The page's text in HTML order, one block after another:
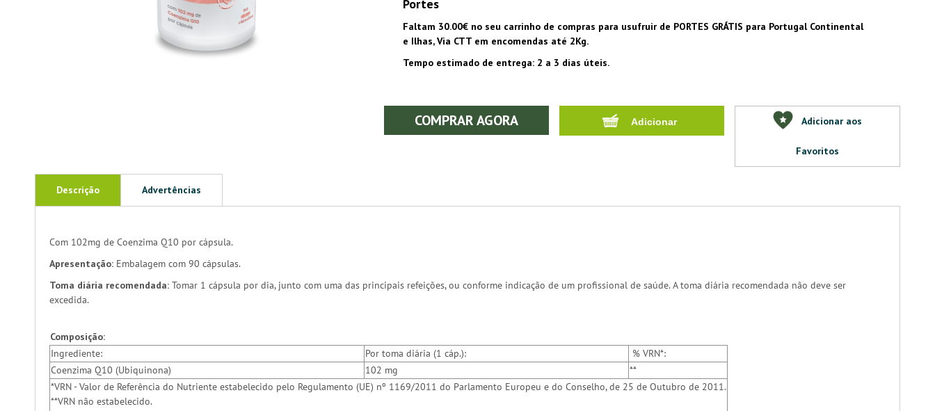
Portes
Faltam 30.00€ no seu carrinho de compras para usufruir de PORTES GRÁTIS para Portugal Continental
e Ilhas, Via CTT em encomendas até 2Kg.
Tempo estimado de entrega: 2 a 3 dias úteis.
COMPRAR AGORA Adicionar aos
Favoritos
Descrição Advertências
Com 102mg de Coenzima Q10 por cápsula.
Apresentação: Embalagem com 90 cápsulas.
Toma diária recomendada: Tomar 1 cápsula por dia, junto com uma das principais refeições, ou conforme indicação de um profissional de saúde. A toma diária recomendada não deve ser
excedida.
Composição:
Ingrediente:
Por toma diária (1 cáp.):
% VRN*:
Coenzima Q10 (Ubiquinona)
102 mg
**
*VRN - Valor de Referência do Nutriente estabelecido pelo Regulamento (UE) nº 1169/2011 do Parlamento Europeu e do Conselho, de 25 de Outubro de 2011.
**VRN não estabelecido.